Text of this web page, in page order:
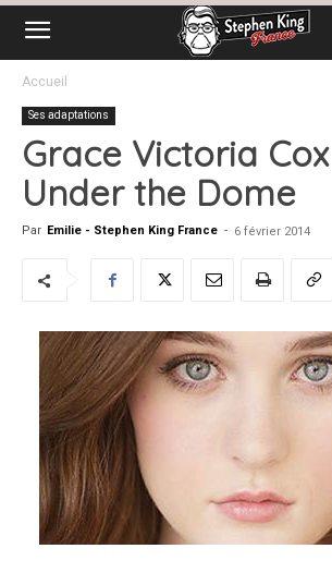
Accueil
Ses adaptations
Grace Victoria
Under the Dome
Par Emilie - Stephen King France - 6 février 2014